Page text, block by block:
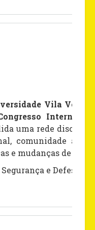
Vila Velha
uma rede
comunidade
e mudanças de
Segurança e Defesa: